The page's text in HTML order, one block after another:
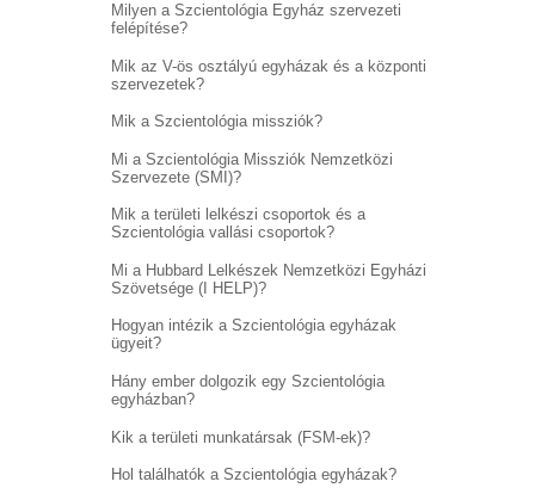
Milyen a Szcientológia Egyház szervezeti
felépítése?
Mik az V-ös osztályú egyházak és a központi
szervezetek?
Mik a Szcientológia missziók?
Mi a Szcientológia Missziók Nemzetközi
Szervezete (SMI)?
Mik a területi lelkészi csoportok és a
Szcientológia vallási csoportok?
Mi a Hubbard Lelkészek Nemzetközi Egyházi
Szövetsége (I HELP)?
Hogyan intézik a Szcientológia egyházak
ügyeit?
Hány ember dolgozik egy Szcientológia
egyházban?
Kik a területi munkatársak (FSM-ek)?
Hol találhatók a Szcientológia egyházak?